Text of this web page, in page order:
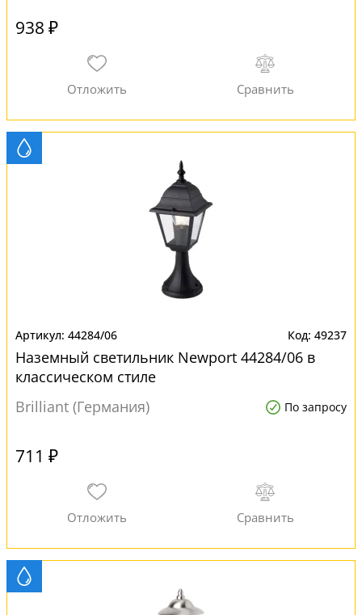
938 ₽
44284/06 49237
Наземный светильник Newport 44284/06 в
классическом стиле
Brilliant (Германия)
По запросу
711 ₽